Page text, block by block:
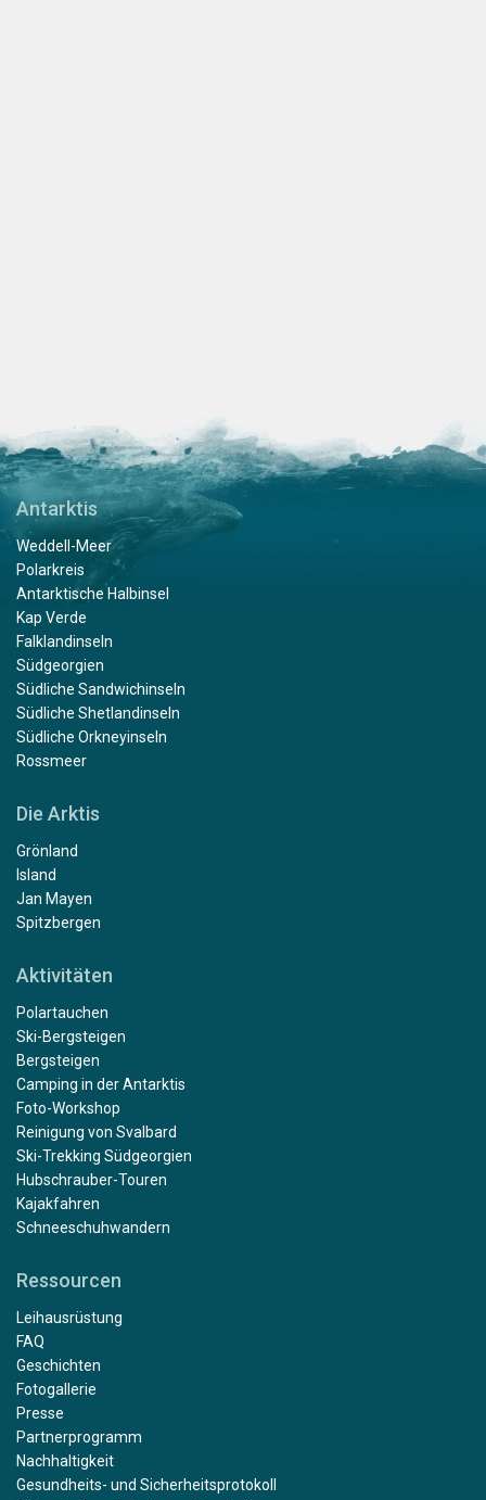
Antarktis
Weddell-Meer
Polarkreis
Antarktische Halbinsel
Kap Verde
Falklandinseln
Südgeorgien
Südliche Sandwichinseln
Südliche Shetlandinseln
Südliche Orkneyinseln
Rossmeer
Die Arktis
Grönland
Island
Jan Mayen
Spitzbergen
Aktivitäten
Polartauchen
Ski-Bergsteigen
Bergsteigen
Camping in der Antarktis
Foto-Workshop
Reinigung von Svalbard
Ski-Trekking Südgeorgien
Hubschrauber-Touren
Kajakfahren
Schneeschuhwandern
Ressourcen
Leihausrüstung
FAQ
Geschichten
Fotogallerie
Presse
Partnerprogramm
Nachhaltigkeit
Gesundheits- und Sicherheitsprotokoll